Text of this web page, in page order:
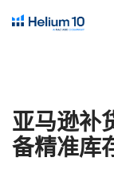
亚马逊补
备精准库